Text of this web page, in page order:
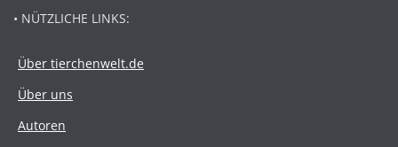
• NÜTZLICHE LINKS:
Über tierchenwelt.de
Über uns
Autoren